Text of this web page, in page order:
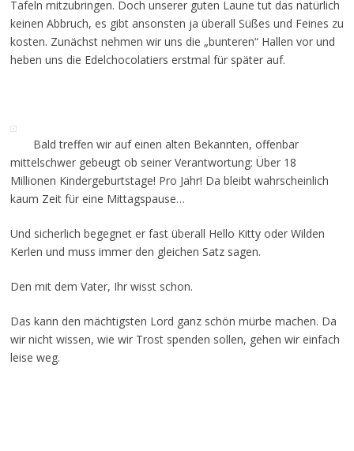
Tafeln mitzubringen. Doch unserer guten Laune tut das natürlich
keinen Abbruch, es gibt ansonsten ja überall Süßes und Feines zu
kosten. Zunächst nehmen wir uns die „bunteren“ Hallen vor und
heben uns die Edelchocolatiers erstmal für später auf.
Bald treffen wir auf einen alten Bekannten, offenbar
mittelschwer gebeugt ob seiner Verantwortung: Über 18
Millionen Kindergeburtstage! Pro Jahr! Da bleibt wahrscheinlich
kaum Zeit für eine Mittagspause…
Und sicherlich begegnet er fast überall Hello Kitty oder Wilden
Kerlen und muss immer den gleichen Satz sagen.
Den mit dem Vater, Ihr wisst schon.
Das kann den mächtigsten Lord ganz schön mürbe machen. Da
wir nicht wissen, wie wir Trost spenden sollen, gehen wir einfach
leise weg.